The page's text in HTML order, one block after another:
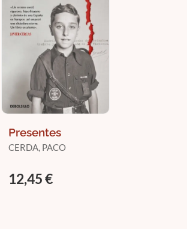
Presentes
CERDA, PACO
12,45 €